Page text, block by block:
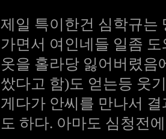
제일 특이한건 심학규는
가면서 여인네들 일좀
옷을 홀라당 잃어버렸음
쌌다고 함)도 얻는등 웃
게다가 안씨를 만나서
도 하다. 아마도 심청전